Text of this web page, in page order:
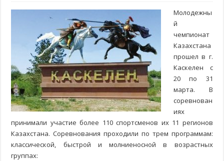
Молодежны
й
чемпионат
Казахстана
прошел в г.
Каскелен с
20 по 31
марта. В
соревнован
иях
принимали участие более 110 спортсменов их 11 регионов
Казахстана. Соревнования проходили по трем программам:
классической, быстрой и молниеносной в возрастных
группах: